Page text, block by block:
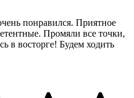
понравился. Приятное
Промяли все точки,
в восторге! Будем ходить